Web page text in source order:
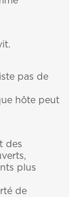
pas de
hôte peut
des
plus
de